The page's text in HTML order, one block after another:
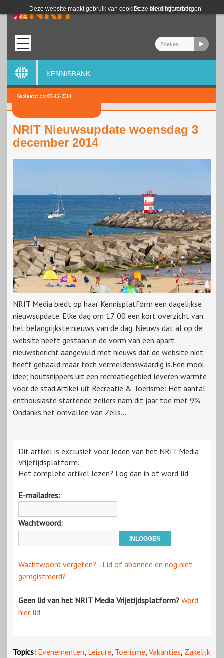
Deze website maakt gebruik van cookies. Meer informatie
Deze melding verbergen
Login
KENNISBANK
Geplaatst op: 03-12-2014
NRIT Nieuwsupdate woensdag 3
december 2014
NRIT Media biedt op haar Kennisplatform een dagelijkse
nieuwsupdate. Elke dag om 17:00 een kort overzicht van
het belangrijkste nieuws van de dag. Nieuws dat al op de
website heeft gestaan in de vorm van een apart
nieuwsbericht aangevuld met nieuws dat de website niet
heeft gehaald maar toch vermeldenswaardig is.Een mooi
idee; houtsnippers uit een recreatiegebied leveren warmte
voor de stad.Artikel uit Recreatie & Toerisme: Het aantal
enthousiaste startende zeilers nam dit jaar toe met 9%.
Ondanks het omvallen van Zeils...
Dit artikel is exclusief voor leden van het NRIT Media
Vrijetijdsplatform.
Het complete artikel lezen? Log dan in of word lid.
E-mailadres:
Wachtwoord:
Wachtwoord vergeten? - Lid of abonnee en nog niet
geregistreerd?
Geen lid van het NRIT Media Vrijetijdsplatform? Word
hier lid
Topics: Evenementen, Leisure, Toerisme, Vakanties, Zakelijk